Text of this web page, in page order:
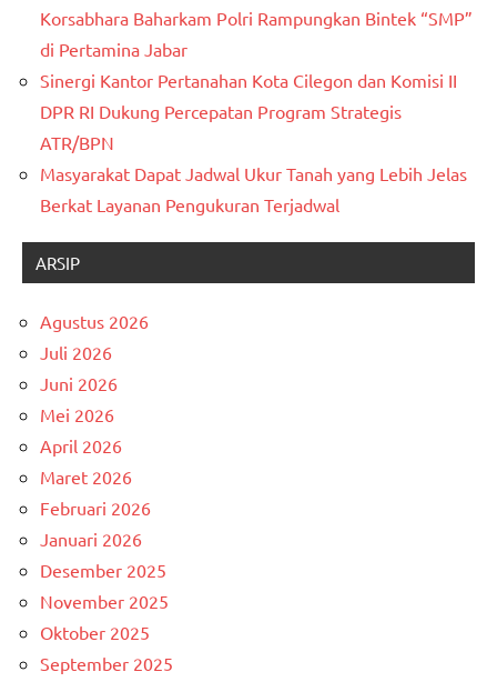
Korsabhara Baharkam Polri Rampungkan Bintek “SMP”
di Pertamina Jabar
Sinergi Kantor Pertanahan Kota Cilegon dan Komisi II
DPR RI Dukung Percepatan Program Strategis
ATR/BPN
Masyarakat Dapat Jadwal Ukur Tanah yang Lebih Jelas
Berkat Layanan Pengukuran Terjadwal
ARSIP
Agustus 2026
Juli 2026
Juni 2026
Mei 2026
April 2026
Maret 2026
Februari 2026
Januari 2026
Desember 2025
November 2025
Oktober 2025
September 2025